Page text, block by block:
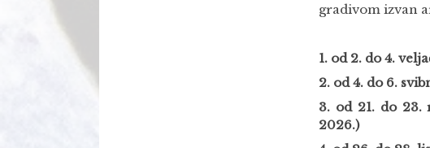
gradivom izvan
1. od 2. do 4.
2. od 4. do 6.
3. od 21. do
2026.)